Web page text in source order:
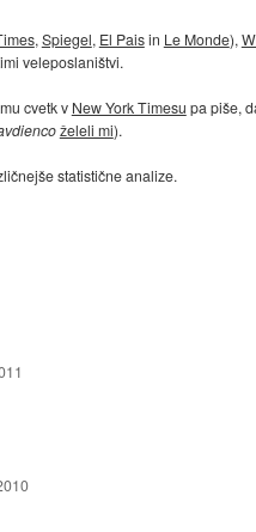
, Spiegel, El Paisin Le Monde),
veleposlaništvi.
cvetk v New York Timesu pa piše,
želeli mi).
statistične analize.